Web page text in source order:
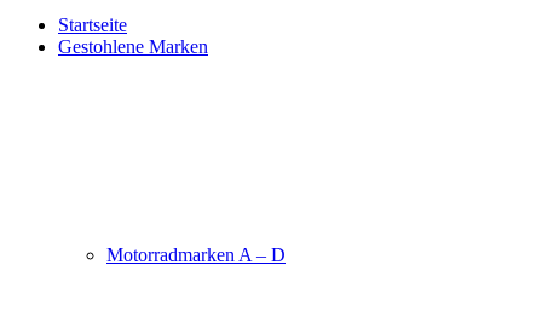
Startseite
Gestohlene Marken
Motorradmarken A – D